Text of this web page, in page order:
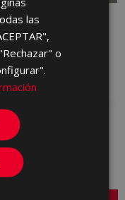
PIEDRA
X 60,75
| 60.75x60.75
Añadir a favoritos
las
o